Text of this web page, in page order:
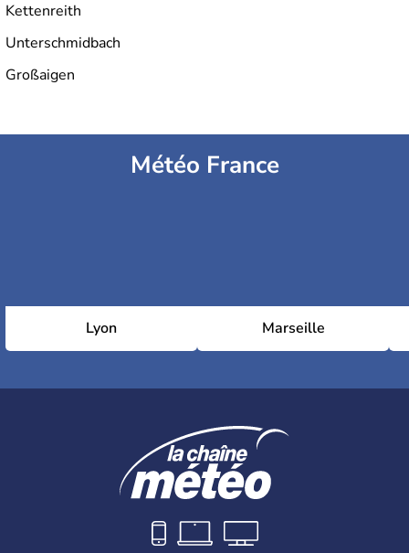
Kettenreith
Unterschmidbach
Großaigen
Météo France
Lyon Marseille